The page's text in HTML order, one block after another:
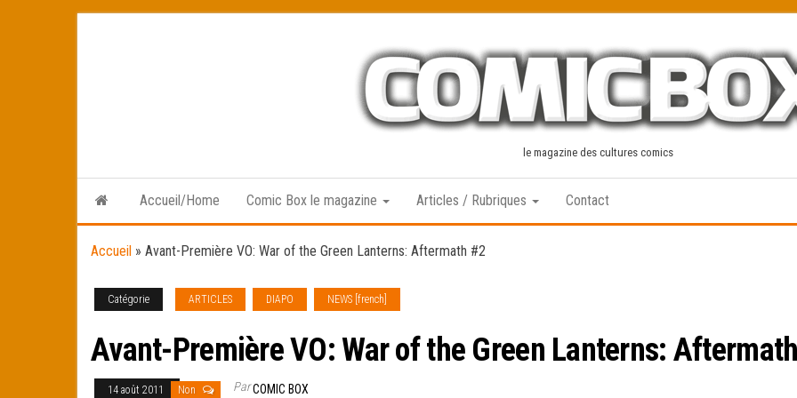
le magazine des cultures comics
Accueil/Home Comic Box le magazine Articles / Rubriques Contact
Accueil » Avant-Première VO: War of the Green Lanterns: Aftermath #2
Catégorie ARTICLES DIAPO NEWS [french]
Avant-Première VO: War of the Green Lanterns:
14 août 2011 Non ParCOMIC BOX